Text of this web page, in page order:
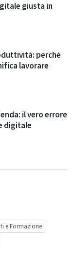
giusta in
perché
lavorare
il vero errore
digitale
e Formazione